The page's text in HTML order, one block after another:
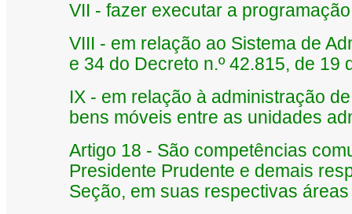
VII - fazer executar a
VIII - em relação ao Sistema de
e 34 do Decreto n.º 42.815, de 19
IX - em relação à administração
bens móveis entre as unidades
Artigo 18 - São competências
Presidente Prudente e demais
Seção, em suas respectivas